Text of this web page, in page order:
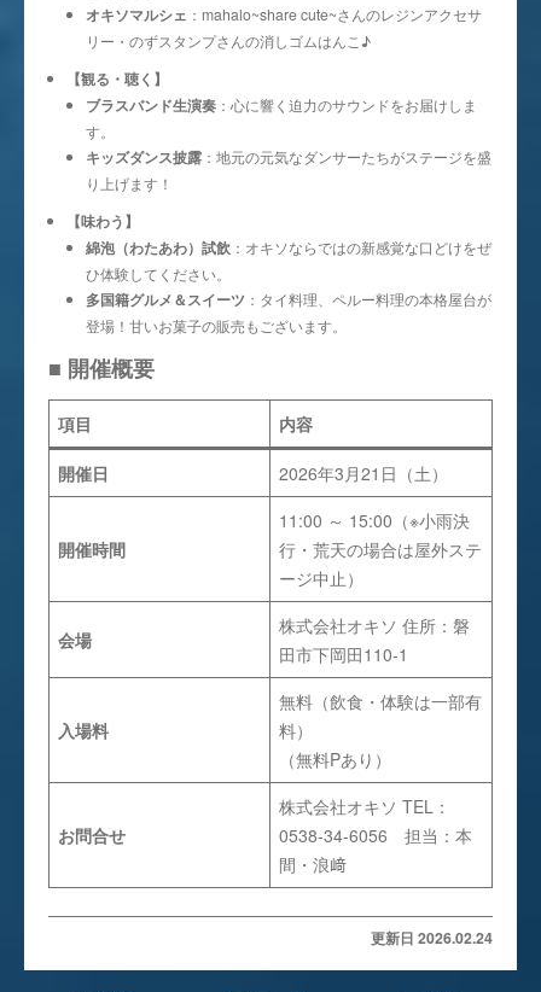
オキソマルシェ ：mahalo~share cute~さんのレジンアクセサ
リー・のずスタンプさんの消しゴムはんこ♪
【観る・聴く】
ブラスバンド生演奏：心に響く迫力のサウンドをお届けしま
す。
キッズダンス披露：地元の元気なダンサーたちがステージを盛
り上げます！
【味わう】
綿泡（わたあわ）試飲：オキソならではの新感覚な口どけをぜ
ひ体験してください。
多国籍グルメ＆スイーツ ：タイ料理、ペルー料理の本格屋台が
登場！甘いお菓子の販売もございます。
■ 開催概要
項目 内容
開催日 2026年3月21日（土）
開催時間
11:00 ～ 15:00（※小雨決
行・荒天の場合は屋外ステ
ージ中止）
会場
株式会社オキソ 住所：磐
田市下岡田110-1
入場料
無料（飲食・体験は一部有
料）
（無料Pあり）
お問合せ
株式会社オキソ TEL：
0538-34-6056 担当：本
間・浪﨑
更新日 2026.02.24